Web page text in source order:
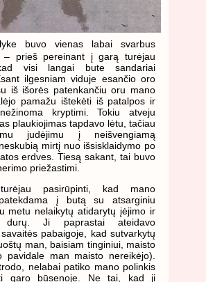
buvo vienas labai svarbus
– prieš pereinant į garą turėjau
visi langai bute sandariai
ilgesniam viduje esančio oro
iš išorės patenkančiu oru mano
pamažu ištekėti iš patalpos ir
kryptimi. Tokiu atveju
plaukiojimas tapdavo lėtu, tačiau
judėjimu į neišvengiamą
mirtį nuo išsisklaidymo po
erdves. Tiesą sakant, tai buvo
priežastimi.
pasirūpinti, kad mano
į butą su atsarginiu
metu nelaikytų atidarytų įėjimo ir
durų. Ji paprastai ateidavo
pabaigoje, kad sutvarkytų
man, baisiam tinginiui, maisto
pavidale man maisto nereikėjo).
nelabai patiko mano polinkis
garo būsenoje. Ne tai, kad ji